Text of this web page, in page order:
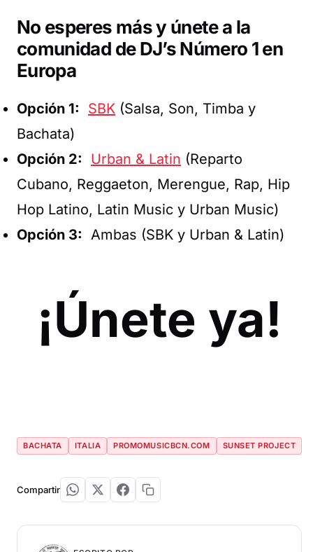
No esperes más y únete a la
comunidad de DJ’s Número 1 en
Europa
Opción 1: SBK (Salsa, Son, Timba y
Bachata)
Opción 2:
Urban & Latin (Reparto
Cubano, Reggaeton, Merengue, Rap, Hip
Hop Latino, Latin Music y Urban Music)
Opción 3: Ambas (SBK y Urban & Latin)
¡Únete ya!
BACHATA ITALIA PROMOMUSICBCN.COM SUNSET PROJECT
Compartir